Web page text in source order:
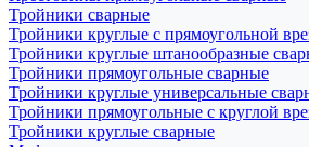
Тройники сварные
Тройники круглые с прямоугольной
Тройники круглые штанообразные
Тройники прямоугольные сварные
Тройники круглые универсальные
Тройники прямоугольные с круглой
Тройники круглые сварные